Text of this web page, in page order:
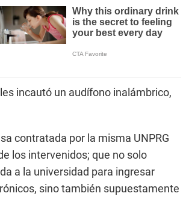
incautó un audífono inalámbrico,
contratada por la misma UNPRG
los intervenidos; que no solo
a la universidad para ingresar
sino también supuestamente